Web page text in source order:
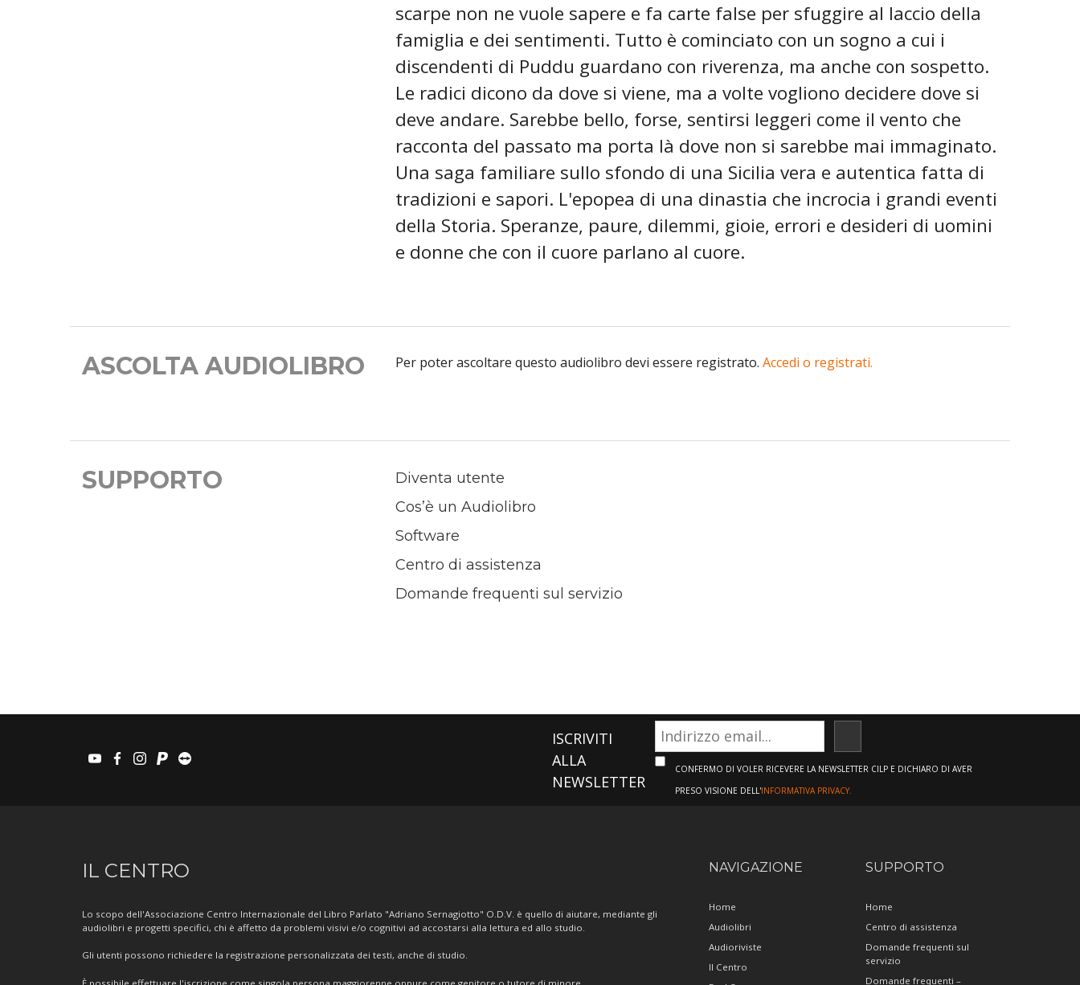
scarpe non ne vuole sapere e fa carte false per sfuggire al laccio della
famiglia e dei sentimenti. Tutto è cominciato con un sogno a cui i
discendenti di Puddu guardano con riverenza, ma anche con sospetto.
Le radici dicono da dove si viene, ma a volte vogliono decidere dove si
deve andare. Sarebbe bello, forse, sentirsi leggeri come il vento che
racconta del passato ma porta là dove non si sarebbe mai immaginato.
Una saga familiare sullo sfondo di una Sicilia vera e autentica fatta di
tradizioni e sapori. L'epopea di una dinastia che incrocia i grandi eventi
della Storia. Speranze, paure, dilemmi, gioie, errori e desideri di uomini
e donne che con il cuore parlano al cuore.
ASCOLTA AUDIOLIBRO Per poter ascoltare questo audiolibro devi essere registrato. Accedi o registrati.
SUPPORTO
Diventa utente
Cos’è un Audiolibro
Software
Centro di assistenza
Domande frequenti sul servizio
youtubefacebook
instagram
paypalteamviewer
ISCRIVITI
ALLA
NEWSLETTER
CONFERMO DI VOLER RICEVERE LA NEWSLETTER CILP E DICHIARO DI AVER
PRESO VISIONE DELL'INFORMATIVA PRIVACY.
Informazioni
IL CENTRO
Lo scopo dell'Associazione Centro Internazionale del Libro Parlato "Adriano Sernagiotto" O.D.V. è quello di aiutare, mediante gli
audiolibri e progetti specifici, chi è affetto da problemi visivi e/o cognitivi ad accostarsi alla lettura ed allo studio.
Gli utenti possono richiedere la registrazione personalizzata dei testi, anche di studio.
È possibile effettuare l'iscrizione come singola persona maggiorenne oppure come genitore o tutore di minore.
NAVIGAZIONE
Home
Audiolibri
Audioriviste
Il Centro
SUPPORTO
Home
Centro di assistenza
Domande frequenti sul
servizio
Domande frequenti –